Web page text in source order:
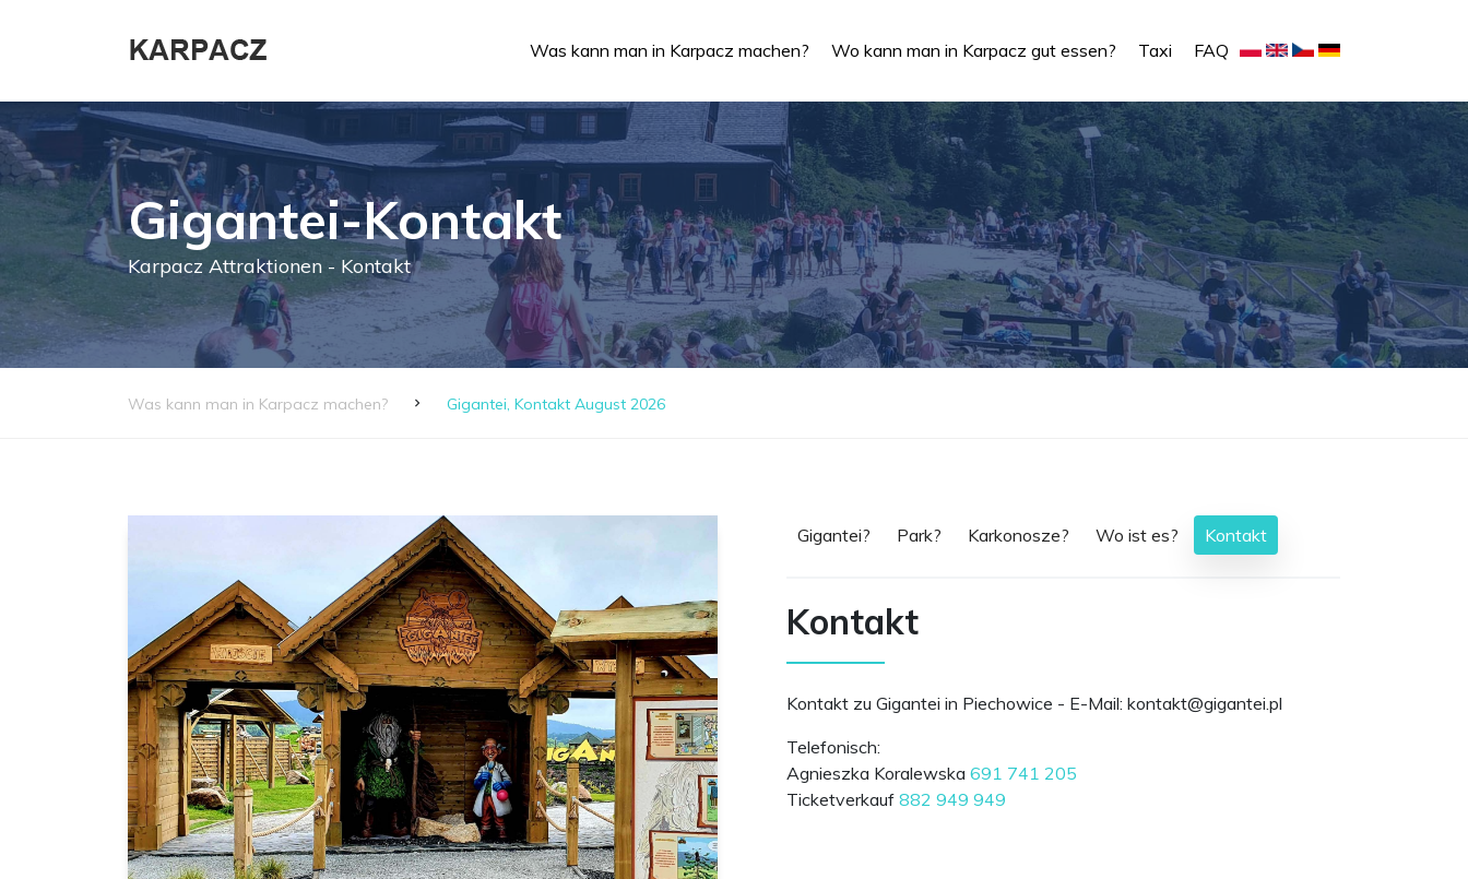
Was kann man in Karpacz machen? Wo kann man in Karpacz gut essen? Taxi FAQ
Gigantei-Kontakt
Karpacz Attraktionen - Kontakt
Was kann man in Karpacz machen? Gigantei, Kontakt August 2026
Gigantei? Park? Karkonosze? Wo ist es? Kontakt
Kontakt
Kontakt zu Gigantei in Piechowice - E-Mail: lp.ietnagig@tkatnok
Telefonisch:
Agnieszka Koralewska 691 741 205
Ticketverkauf 882 949 949